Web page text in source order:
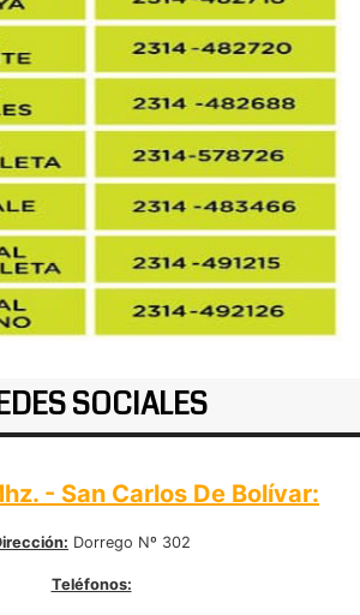
SOCIALES
- San Carlos De Bolívar:
Dorrego Nº 302
Teléfonos: